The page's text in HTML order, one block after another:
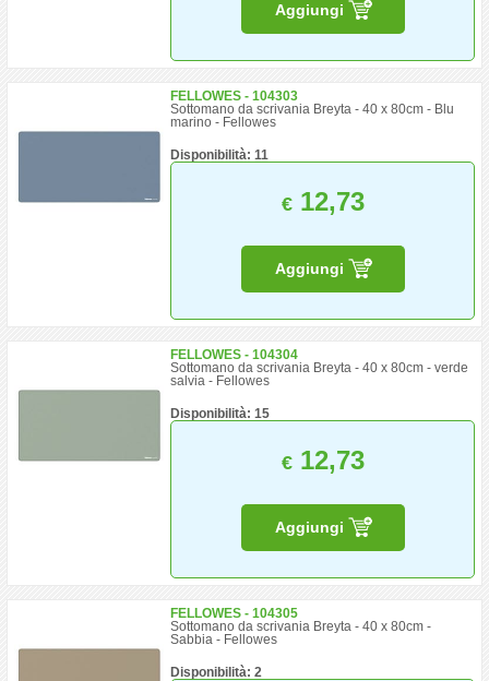
Aggiungi
FELLOWES - 104303
Sottomano da scrivania Breyta - 40 x 80cm - Blu
marino - Fellowes
Disponibilità: 11
€12,73
Aggiungi
FELLOWES - 104304
Sottomano da scrivania Breyta - 40 x 80cm - verde
salvia - Fellowes
Disponibilità: 15
€12,73
Aggiungi
FELLOWES - 104305
Sottomano da scrivania Breyta - 40 x 80cm -
Sabbia - Fellowes
Disponibilità: 2